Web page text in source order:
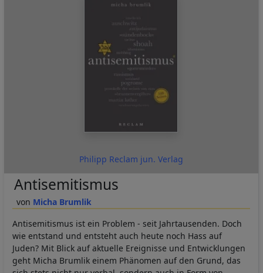
Philipp Reclam jun. Verlag
Micha Brumlik
Antisemitismus
Antisemitismus ist ein Problem - seit Jahrtausenden. Doch
wie entstand und entsteht auch heute noch Hass auf
Juden? Mit Blick auf aktuelle Ereignisse und Entwicklungen
geht Micha Brumlik einem Phänomen auf den Grund, das